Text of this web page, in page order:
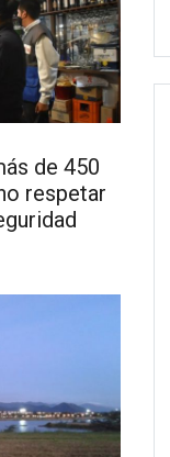
de 450
respetar